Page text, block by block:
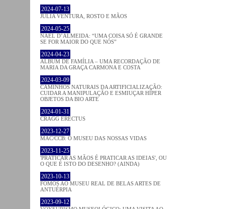
2024-07-13
JÚLIA VENTURA, ROSTO E MÃOS
2024-05-25
NAEL D’ALMEIDA: “UMA COISA SÓ É GRANDE
SE FOR MAIOR DO QUE NÓS”
2024-04-23
ÁLBUM DE FAMÍLIA – UMA RECORDAÇÃO DE
MARIA DA GRAÇA CARMONA E COSTA
2024-03-09
CAMINHOS NATURAIS DA ARTIFICIALIZAÇÃO:
CUIDAR A MANIPULAÇÃO E ESMIUÇAR HÍPER
OBJETOS DA BIO ARTE
2024-01-31
CRAGG ERECTUS
2023-12-27
MAC/CCB: O MUSEU DAS NOSSAS VIDAS
2023-11-25
'PRATICAR AS MÃOS É PRATICAR AS IDEIAS', OU
O QUE É ISTO DO DESENHO? (AINDA)
2023-10-13
FOMOS AO MUSEU REAL DE BELAS ARTES DE
ANTUÉRPIA
2023-09-12